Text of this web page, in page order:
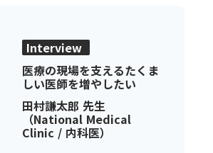
Interview
医療の現場を支えるたくま
しい医師を増やしたい
田村謙太郎 先生
（National Medical
Clinic / 内科医）